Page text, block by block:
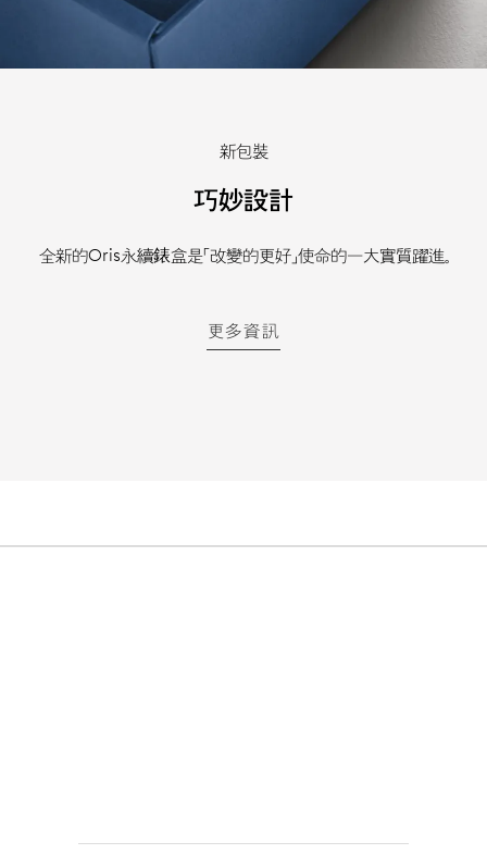
新包裝
巧妙設計
全新的Oris永續錶盒是「改變的更好」使命的一大實質躍進。
更多資訊